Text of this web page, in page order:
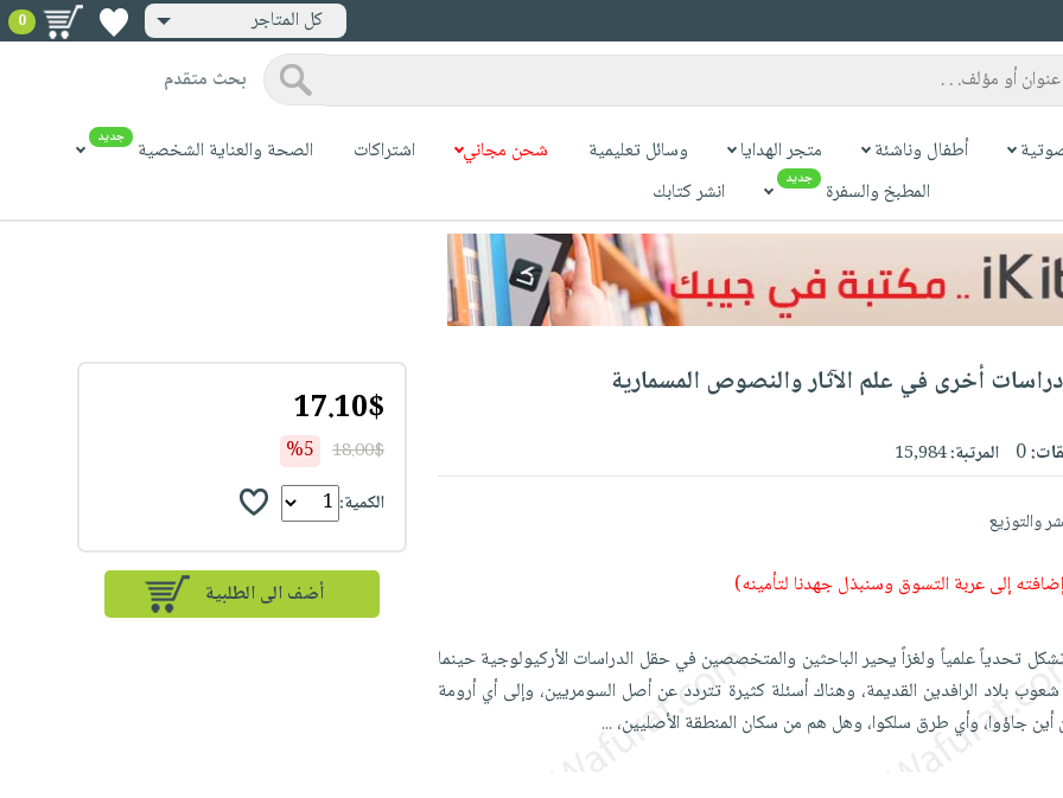
كل المتاجر 0
بحث متقدم
أطفال وناشئة متجر الهدايا وسائل تعليمية شحن مجاني اشتراكات الصحة والعناية الشخصية جديد
المطبخ والسفرة جديد انشر كتابك
أخرى في علم الآثار والنصوص المسمارية
0 المرتبة:15,984
والتوزيع
إضافته إلى عربة التسوق وسنبذل جهدنا لتأمينه)
تحدياً علمياً ولغزاً يحير الباحثين والمتخصصين في حقل الدراسات الأركيولوجية حينما
بلاد الرافدين القديمة، وهناك أسئلة كثيرة تتردد عن أصل السومريين، وإلى أي أرومة
جاؤوا، وأي طرق سلكوا، وهل هم من سكان المنطقة الأصليين،...
17.10$
18.00$
%5
الكمية:
أضف الى الطلبية